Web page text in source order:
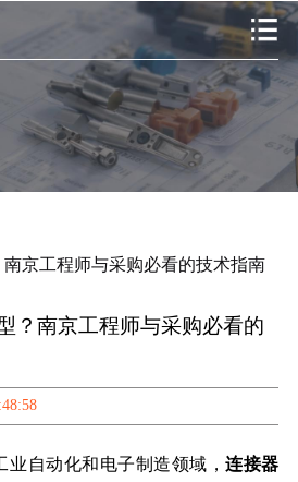
京工程师与采购必看的技术指南
？南京工程师与采购必看的
业自动化和电子制造领域，连接器